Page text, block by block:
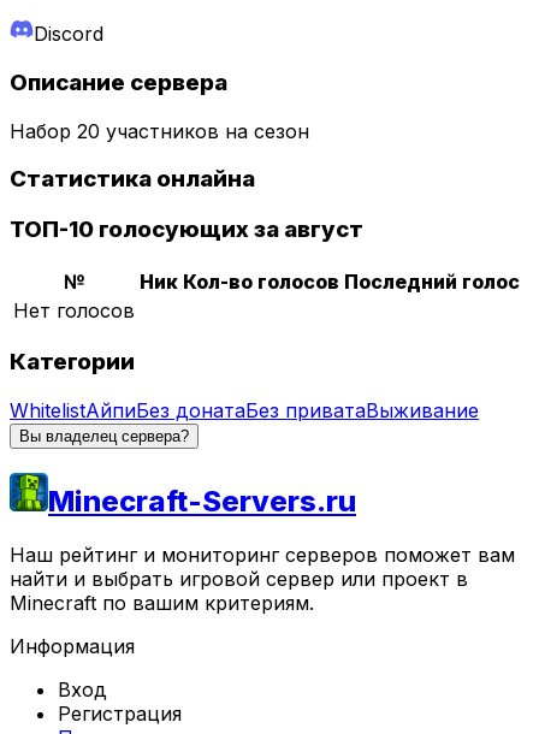
Discord
Описание сервера
Набор 20 участников на сезон
Статистика онлайна
ТОП-10 голосующих за август
№ Ник Кол-во голосов Последний голос
Нет голосов
Категории
WhitelistАйпиБез донатаБез приватаВыживание
Вы владелец сервера?
Minecraft-Servers.ru
Наш рейтинг и мониторинг серверов поможет вам
найти и выбрать игровой сервер или проект в
Minecraft по вашим критериям.
Информация
Вход
Регистрация